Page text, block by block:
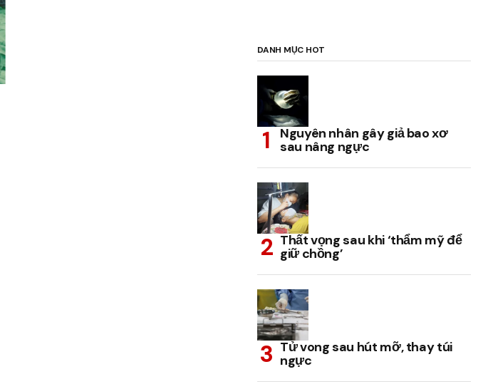
DANH MỤC HOT
Nguyên nhân gây giả bao xơ
sau nâng ngực
Thất vọng sau khi ‘thẩm mỹ để
giữ chồng’
Tử vong sau hút mỡ, thay túi
ngực